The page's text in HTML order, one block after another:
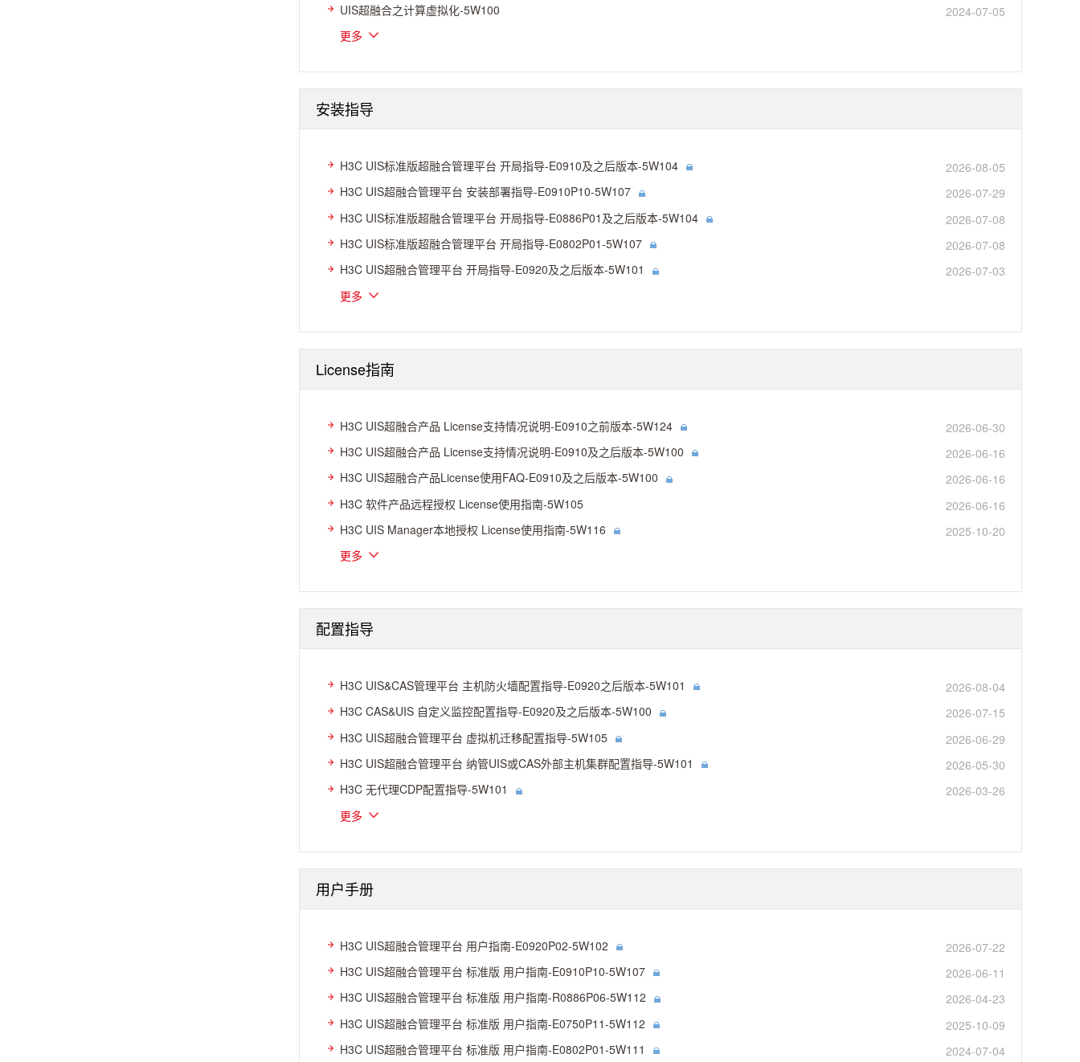
UIS超融合之计算虚拟化-5W100
2024-07-05
更多
安装指导
H3C UIS标准版超融合管理平台 开局指导-E0910及之后版本-5W104
2026-08-05
H3C UIS超融合管理平台 安装部署指导-E0910P10-5W107
2026-07-29
H3C UIS标准版超融合管理平台 开局指导-E0886P01及之后版本-5W104
2026-07-08
H3C UIS标准版超融合管理平台 开局指导-E0802P01-5W107
2026-07-08
H3C UIS超融合管理平台 开局指导-E0920及之后版本-5W101
2026-07-03
更多
License指南
H3C UIS超融合产品 License支持情况说明-E0910之前版本-5W124
2026-06-30
H3C UIS超融合产品 License支持情况说明-E0910及之后版本-5W100
2026-06-16
H3C UIS超融合产品License使用FAQ-E0910及之后版本-5W100
2026-06-16
H3C 软件产品远程授权 License使用指南-5W105
2026-06-16
H3C UIS Manager本地授权 License使用指南-5W116
2025-10-20
更多
配置指导
H3C UIS&CAS管理平台 主机防火墙配置指导-E0920之后版本-5W101
2026-08-04
H3C CAS&UIS 自定义监控配置指导-E0920及之后版本-5W100
2026-07-15
H3C UIS超融合管理平台 虚拟机迁移配置指导-5W105
2026-06-29
H3C UIS超融合管理平台 纳管UIS或CAS外部主机集群配置指导-5W101
2026-05-30
H3C 无代理CDP配置指导-5W101
2026-03-26
更多
用户手册
H3C UIS超融合管理平台 用户指南-E0920P02-5W102
2026-07-22
H3C UIS超融合管理平台 标准版 用户指南-E0910P10-5W107
2026-06-11
H3C UIS超融合管理平台 标准版 用户指南-R0886P06-5W112
2026-04-23
H3C UIS超融合管理平台 标准版 用户指南-E0750P11-5W112
2025-10-09
H3C UIS超融合管理平台 标准版 用户指南-E0802P01-5W111
2024-07-04